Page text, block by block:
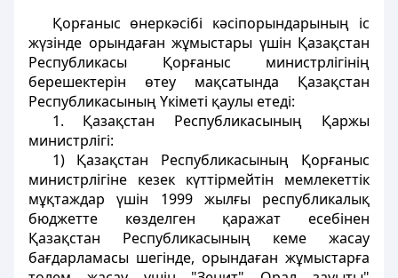
Қорғаныс өнеркәсібі кәсіпорындарының іс
жүзінде орындаған жұмыстары үшін Қазақстан
Республикасы Қорғаныс министрлігінің
берешектерін өтеу мақсатында Қазақстан
Республикасының Үкіметі қаулы етеді:
1. Қазақстан Республикасының Қаржы
министрлігі:
1) Қазақстан Республикасының Қорғаныс
министрлігіне кезек күттірмейтін мемлекеттік
мұқтаждар үшін 1999 жылғы республикалық
бюджетте көзделген қаражат есебінен
Қазақстан Республикасының кеме жасау
бағдарламасы шегінде, орындаған жұмыстарға